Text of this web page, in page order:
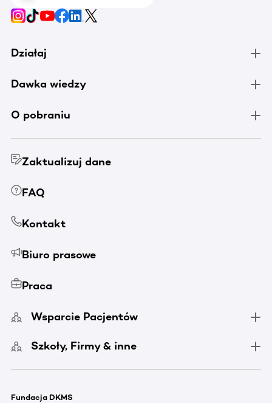
Działaj
Dawka wiedzy
O pobraniu
Zaktualizuj dane
FAQ
Kontakt
Biuro prasowe
Praca
Wsparcie Pacjentów
Szkoły, Firmy & inne
Fundacja DKMS